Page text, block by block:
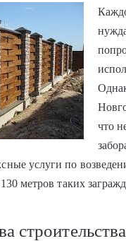
что
услуги по
метров таких